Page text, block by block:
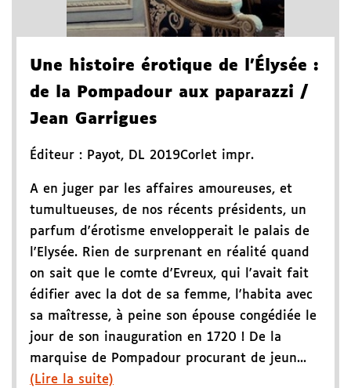
Une histoire érotique de l'Élysée :
de la Pompadour aux paparazzi /
Jean Garrigues
Éditeur : Payot, DL 2019Corlet impr.
A en juger par les affaires amoureuses, et
tumultueuses, de nos récents présidents, un
parfum d'érotisme envelopperait le palais de
l'Elysée. Rien de surprenant en réalité quand
on sait que le comte d'Evreux, qui l'avait fait
édifier avec la dot de sa femme, l'habita avec
sa maîtresse, à peine son épouse congédiée le
jour de son inauguration en 1720 ! De la
marquise de Pompadour procurant de jeun...
(Lire la suite)